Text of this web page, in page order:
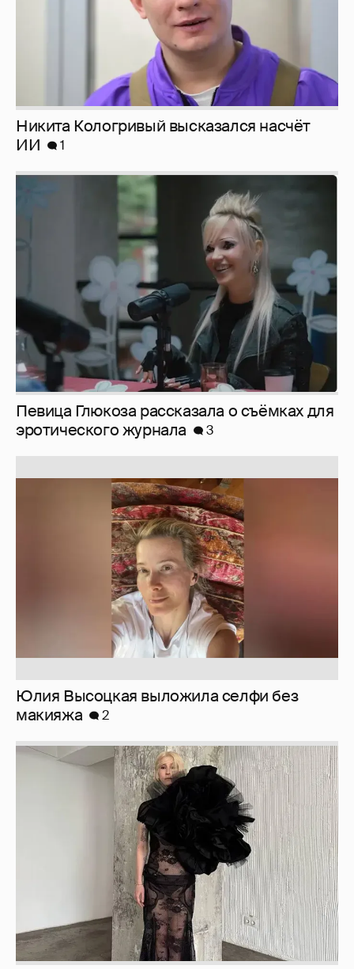
Никита Кологривый высказался насчёт
ИИ
1
Певица Глюкоза рассказала о съёмках для
эротического журнала
3
Юлия Высоцкая выложила селфи без
макияжа
2